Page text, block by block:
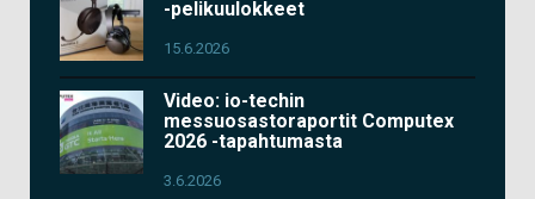
-pelikuulokkeet
15.6.2026
Video: io-techin
messuosastoraportit Computex
2026 -tapahtumasta
3.6.2026